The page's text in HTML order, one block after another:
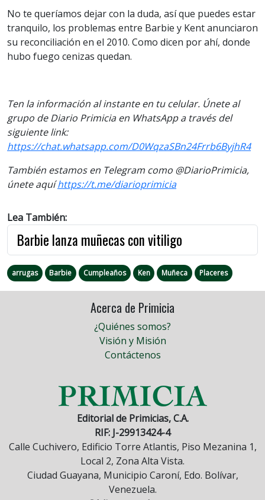
No te queríamos dejar con la duda, así que puedes estar
tranquilo, los problemas entre Barbie y Kent anunciaron
su reconciliación en el 2010. Como dicen por ahí, donde
hubo fuego cenizas quedan.
Ten la información al instante en tu celular. Únete al
grupo de Diario Primicia en WhatsApp a través del
siguiente link:
https://chat.whatsapp.com/D0WqzaSBn24Frrb6ByjhR4
También estamos en Telegram como @DiarioPrimicia,
únete aquíhttps://t.me/diarioprimicia
Lea También:
Barbie lanza muñecas con vitiligo
arrugas Barbie Cumpleaños Ken Muñeca Placeres
Acerca de Primicia
¿Quiénes somos?
Visión y Misión
Contáctenos
Editorial de Primicias, C.A.
RIF: J-29913424-4
Calle Cuchivero, Edificio Torre Atlantis, Piso Mezanina 1,
Local 2, Zona Alta Vista.
Ciudad Guayana, Municipio Caroní, Edo. Bolívar,
Venezuela.